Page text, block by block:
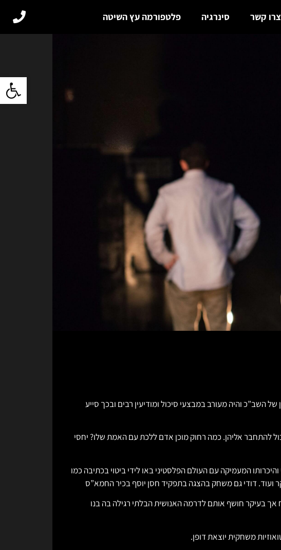
פתח
צרו קשר סינרגיה פלטפורמה עץ השיטה
והיה מעורב במבצעי סיכול ומודיעין רבים ובכך סייע
להתחבר אליהן. כמה רחוק מוכן אדם ללכת עם האמת שלו? יחסי
המעמיקה עם העולם הפלסטיני באו לידי ביטוי בכתיבה כמו
ועוד. דודי גם משחק בהצגה בתפקיד חסן יוסף בכיר החמא”ס
בעיקר חושף אותם לדרמה האנושית הבלתי רגילה בה בנו
משחקית יוצאת דופן.